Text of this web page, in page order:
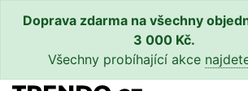
Doprava zdarma na všechny
3 000 Kč.
Všechny probíhající akce